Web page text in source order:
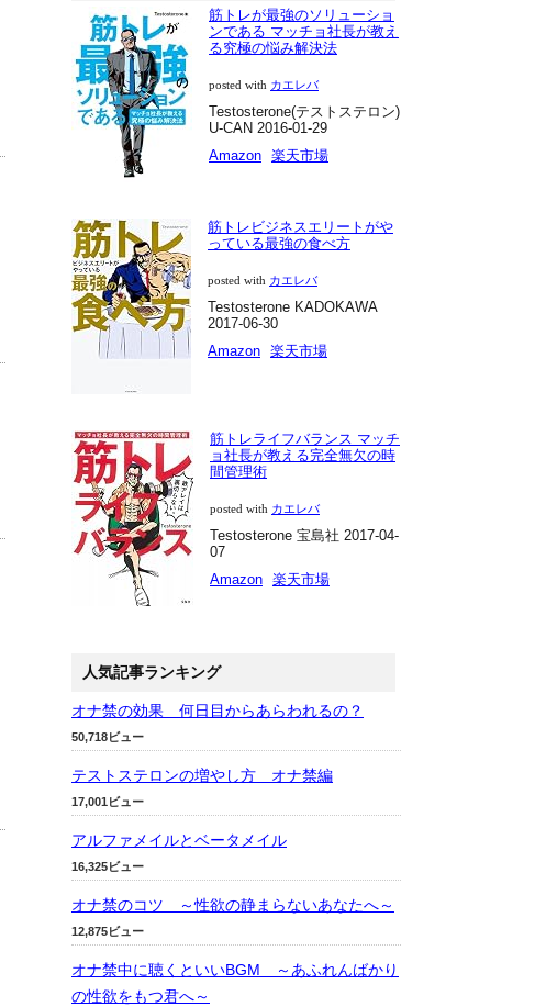
筋トレが最強のソリューショ
ンである マッチョ社長が教え
る究極の悩み解決法
posted with カエレバ
Testosterone(テストステロン)
U-CAN 2016-01-29
Amazon 楽天市場
筋トレビジネスエリートがや
っている最強の食べ方
posted with カエレバ
Testosterone KADOKAWA
2017-06-30
Amazon 楽天市場
筋トレライフバランス マッチ
ョ社長が教える完全無欠の時
間管理術
posted with カエレバ
Testosterone 宝島社 2017-04-
07
Amazon 楽天市場
人気記事ランキング
オナ禁の効果 何日目からあらわれるの？
50,718ビュー
テストステロンの増やし方 オナ禁編
17,001ビュー
アルファメイルとベータメイル
16,325ビュー
オナ禁のコツ ～性欲の静まらないあなたへ～
12,875ビュー
オナ禁中に聴くといいBGM ～あふれんばかり
の性欲をもつ君へ～